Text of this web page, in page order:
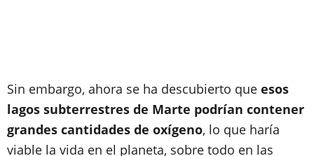
Sin embargo, ahora se ha descubierto que esos
lagos subterrestres de Marte podrían contener
grandes cantidades de oxígeno, lo que haría
viable la vida en el planeta, sobre todo en las